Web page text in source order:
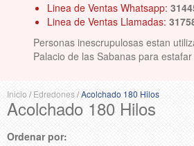
Linea de Ventas Whatsapp:
Linea de Ventas Llamadas:
Personas inescrupulosas estan
Palacio de las Sabanas para
Inicio / Edredones/Acolchado 180 Hilos
Acolchado 180 Hilos
Ordenar por: